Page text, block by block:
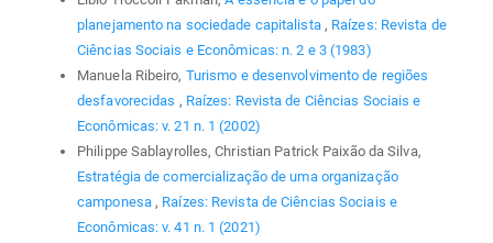
planejamento na sociedade capitalista , Raízes: Revista de
Ciências Sociais e Econômicas: n. 2 e 3 (1983)
Manuela Ribeiro, Turismo e desenvolvimento de regiões
desfavorecidas , Raízes: Revista de Ciências Sociais e
Econômicas: v. 21 n. 1 (2002)
Philippe Sablayrolles, Christian Patrick Paixão da Silva,
Estratégia de comercialização de uma organização
camponesa , Raízes: Revista de Ciências Sociais e
Econômicas: v. 41 n. 1 (2021)